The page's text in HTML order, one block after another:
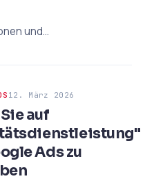
und
12. März 2026
auf
Ads zu